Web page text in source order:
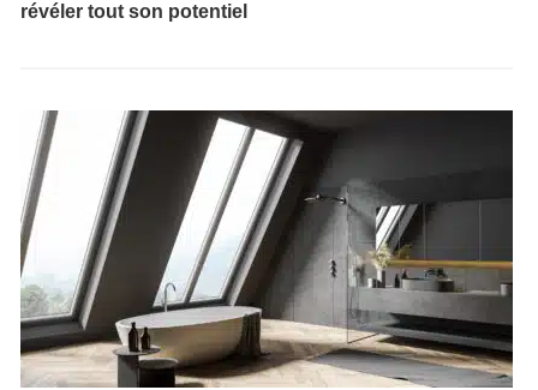
révéler tout son potentiel